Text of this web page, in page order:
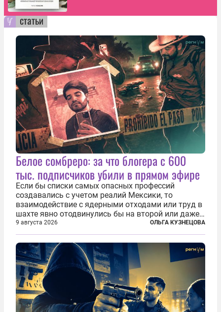
статьи
Белое сомбреро: за что блогера с 600
тыс. подписчиков убили в прямом эфире
Если бы списки самых опасных профессий
создавались с учетом реалий Мексики, то
взаимодействие с ядерными отходами или труд в
шахте явно отодвинулись бы на второй или даже
третий план. А вот блогерам, журналистам и
музыкантам пришлось бы выйти вперед. В
Кульякане, столице штата Синалоа, прямо во...
9 августа 2026 ОЛЬГА КУЗНЕЦОВА